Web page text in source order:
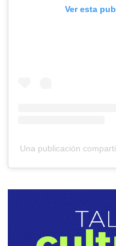
Ver esta
Una publicación